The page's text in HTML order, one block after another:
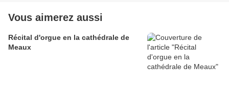
Vous aimerez aussi
Récital d'orgue en la cathédrale de
Meaux